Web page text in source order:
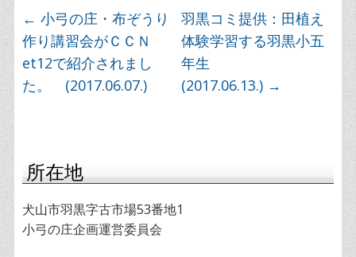
所在地
犬山市羽黒字古市場53番地1
小弓の庄企画運営委員会
← 小弓の庄・布ぞうり
作り講習会がＣＣＮ
et12で紹介されまし
た。 (2017.06.07.)
羽黒コミ提供：田植え
体験学習する羽黒小五
年生
(2017.06.13.) →